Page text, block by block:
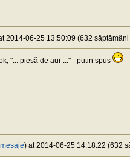
2014-06-25 13:50:09 (632
"... piesă de aur ..." - putin spus
) at 2014-06-25 14:18:22 (632